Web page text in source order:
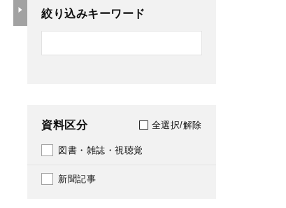
絞り込みキーワード
資料区分 全選択/解除
図書・雑誌・視聴覚
新聞記事